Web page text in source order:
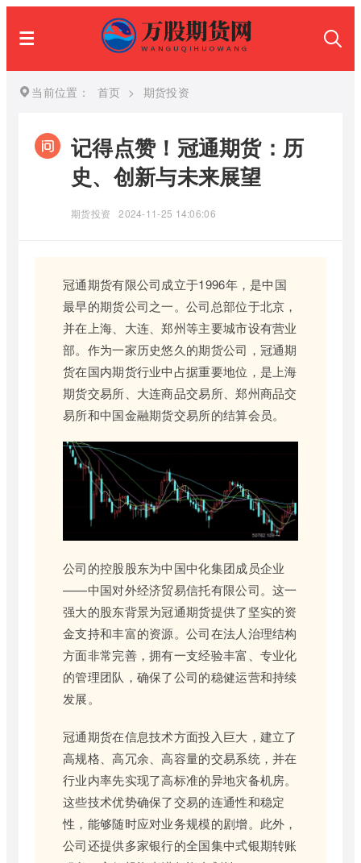
当前位置： 首页 > 期货投资
记得点赞！冠通期货：历
史、创新与未来展望
期货投资 2024-11-25 14:06:06
冠通期货有限公司成立于1996年，是中国
最早的期货公司之一。公司总部位于北京，
并在上海、大连、郑州等主要城市设有营业
部。作为一家历史悠久的期货公司，冠通期
货在国内期货行业中占据重要地位，是上海
期货交易所、大连商品交易所、郑州商品交
易所和中国金融期货交易所的结算会员。
公司的控股股东为中国中化集团成员企业
——中国对外经济贸易信托有限公司。这一
强大的股东背景为冠通期货提供了坚实的资
金支持和丰富的资源。公司在法人治理结构
方面非常完善，拥有一支经验丰富、专业化
的管理团队，确保了公司的稳健运营和持续
发展。
冠通期货在信息技术方面投入巨大，建立了
高规格、高冗余、高容量的交易系统，并在
行业内率先实现了高标准的异地灾备机房。
这些技术优势确保了交易的连通性和稳定
性，能够随时应对业务规模的剧增。此外，
公司还提供多家银行的全国集中式银期转账